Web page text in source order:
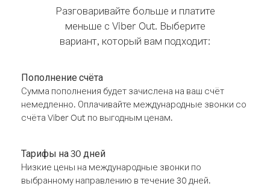
Разговаривайте больше и платите
меньше с Viber Out. Выберите
вариант, который вам подходит:
Пополнение счёта
Сумма пополнения будет зачислена на ваш счёт
немедленно. Оплачивайте международные звонки со
счёта Viber Out по выгодным ценам.
Тарифы на 30 дней
Низкие цены на международные звонки по
выбранному направлению в течение 30 дней.